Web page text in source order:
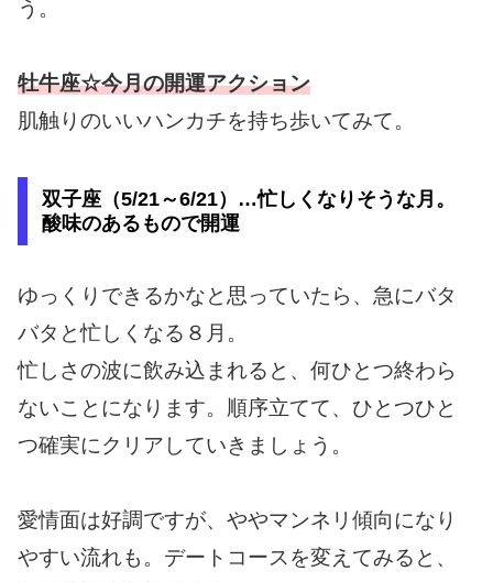
う。
牡牛座☆今月の開運アクション
肌触りのいいハンカチを持ち歩いてみて。
双子座（5/21～6/21）…忙しくなりそうな月。
酸味のあるもので開運
ゆっくりできるかなと思っていたら、急にバタ
バタと忙しくなる８月。
忙しさの波に飲み込まれると、何ひとつ終わら
ないことになります。順序立てて、ひとつひと
つ確実にクリアしていきましょう。
愛情面は好調ですが、ややマンネリ傾向になり
やすい流れも。デートコースを変えてみると、